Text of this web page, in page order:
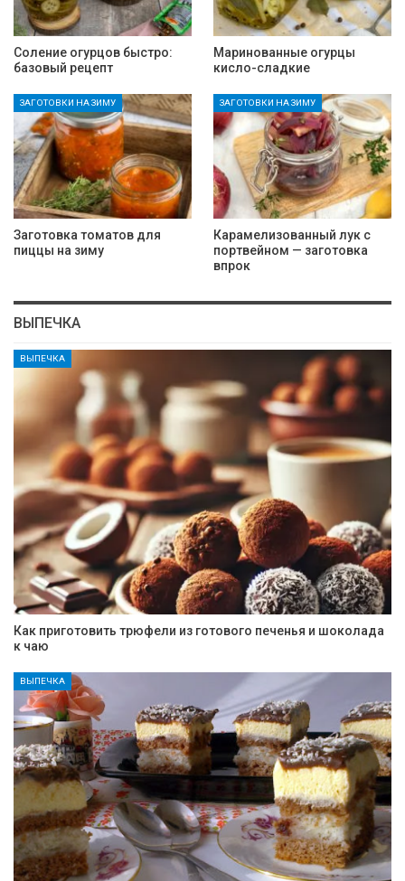
Соление огурцов быстро:
базовый рецепт
Маринованные огурцы
кисло-сладкие
ЗАГОТОВКИ НА ЗИМУ
Заготовка томатов для
пиццы на зиму
ЗАГОТОВКИ НА ЗИМУ
Карамелизованный лук с
портвейном — заготовка
впрок
ВЫПЕЧКА
ВЫПЕЧКА
Как приготовить трюфели из готового печенья и шоколада
к чаю
ВЫПЕЧКА